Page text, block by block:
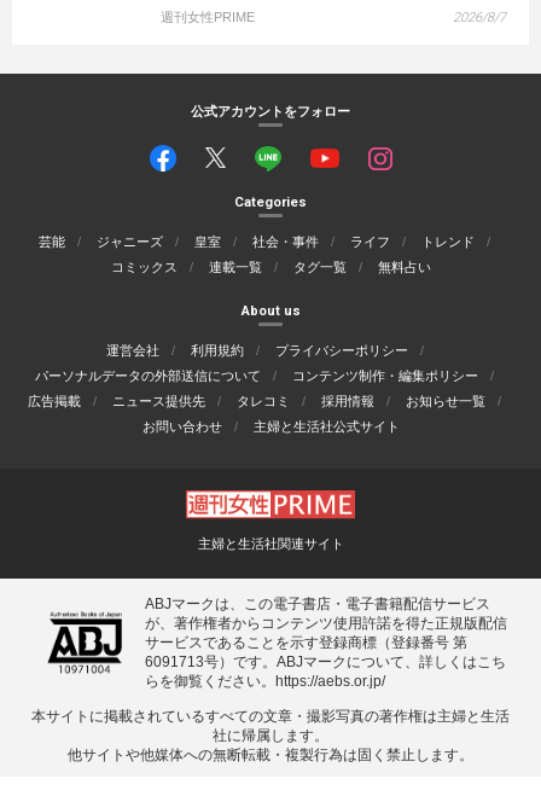
週刊女性PRIME 2026/8/7
公式アカウントをフォロー
Categories
芸能 ジャニーズ 皇室 社会・事件 ライフ
トレンド
コミックス
連載一覧 タグ一覧 無料占い
About us
運営会社 利用規約
プライバシーポリシー
パーソナルデータの外部送信について
コンテンツ制作・編集ポリシー
広告掲載
ニュース提供先 タレコミ 採用情報
お知らせ一覧
お問い合わせ
主婦と生活社公式サイト
主婦と生活社関連サイト
ABJマークは、この電子書店・電子書籍配信サービス
が、著作権者からコンテンツ使用許諾を得た正規版配信
サービスであることを示す登録商標（登録番号 第
6091713号）です。ABJマークについて、詳しくはこち
らを御覧ください。
https://aebs.or.jp/
本サイトに掲載されているすべての⽂章・撮影写真の著作権は主婦と⽣活
社に帰属します。
他サイトや他媒体への無断転載・複製⾏為は固く禁⽌します。